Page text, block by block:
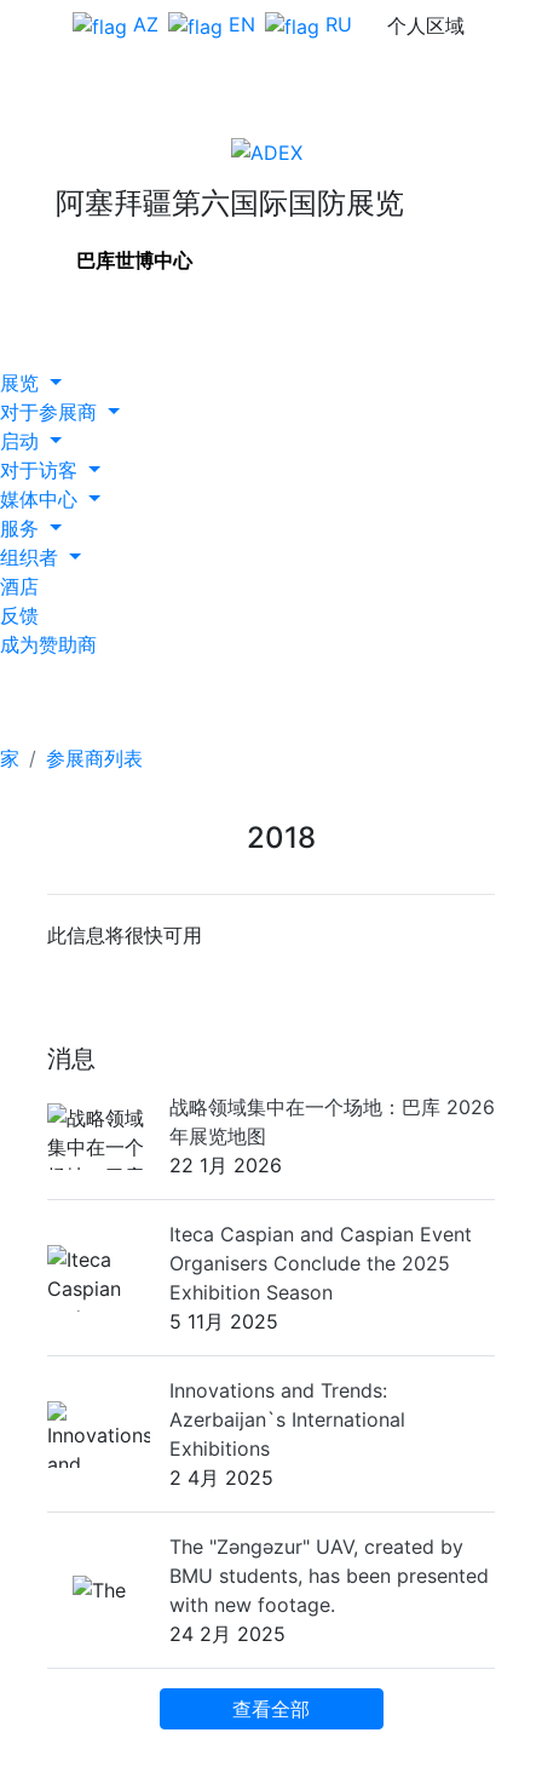
AZ EN RU 个人区域
阿塞拜疆第六国际国防展览
巴库世博中心
展览
对于参展商
启动
对于访客
媒体中心
服务
组织者
酒店
反馈
成为赞助商
家 参展商列表
2018
此信息将很快可用
消息
战略领域集中在一个场地：巴库 2026
年展览地图
22 1月 2026
Iteca Caspian and Caspian Event
Organisers Conclude the 2025
Exhibition Season
5 11月 2025
Innovations and Trends:
Azerbaijan`s International
Exhibitions
2 4月 2025
The "Zəngəzur" UAV, created by
BMU students, has been presented
with new footage.
24 2月 2025
查看全部